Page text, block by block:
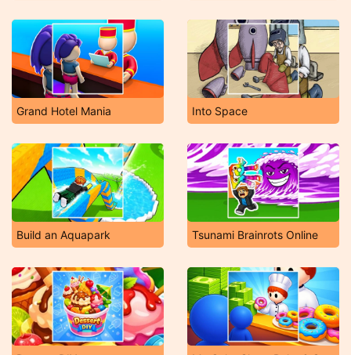
Grand Hotel Mania Into Space
Build an Aquapark Tsunami Brainrots Online